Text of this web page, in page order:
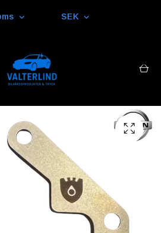
SEK